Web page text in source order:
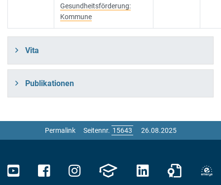
Gesundheitsförderung:
Kommune
Vita
Publikationen
Permalink Seitennr. 26.08.2025